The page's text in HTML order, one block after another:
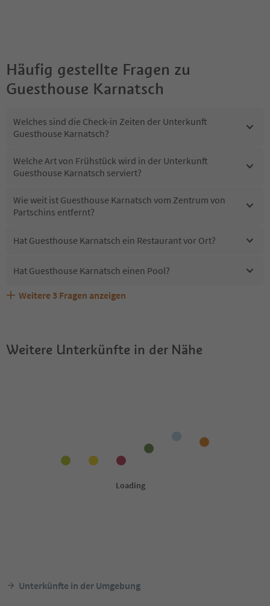
Häufig gestellte Fragen zu
Guesthouse Karnatsch
Welches sind die Check-in Zeiten der Unterkunft
Guesthouse Karnatsch?
Welche Art von Frühstück wird in der Unterkunft
Guesthouse Karnatsch serviert?
Wie weit ist Guesthouse Karnatsch vom Zentrum von
Partschins entfernt?
Hat Guesthouse Karnatsch ein Restaurant vor Ort?
Hat Guesthouse Karnatsch einen Pool?
Sind Haustiere in der Unterkunft Guesthouse Karnatsch
Welche Services bietet Guesthouse Karnatsch?
Erhalten die Gäste von Guesthouse Karnatsch einen
Weitere 3 Fragen anzeigen
Weitere Unterkünfte in der Nähe
Unterkünfte in der Umgebung